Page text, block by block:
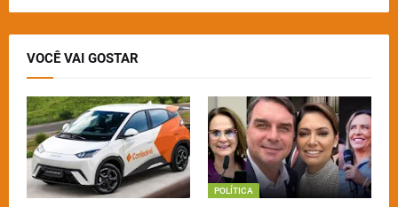
VOCÊ VAI GOSTAR
POLÍTICA